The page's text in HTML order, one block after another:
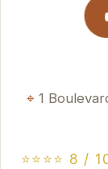
1
⭐⭐⭐⭐ 8 /